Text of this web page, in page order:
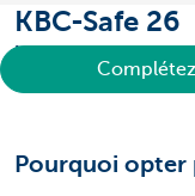
KBC-Safe 26
Un contrat de
Pourquoi opter